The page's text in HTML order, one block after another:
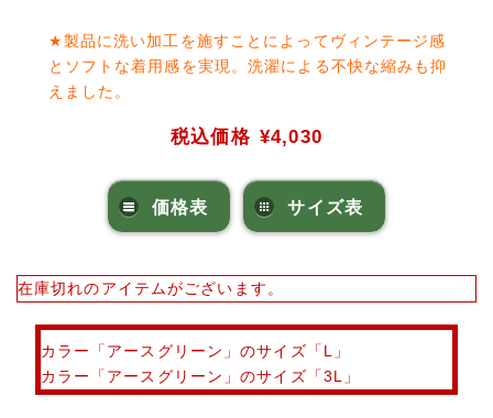
★製品に洗い加工を施すことによってヴィンテージ感
とソフトな着用感を実現。洗濯による不快な縮みも抑
えました。
税込価格 ¥4,030
価格表 サイズ表
在庫切れのアイテムがございます。
カラー「 アースグリーン 」のサイズ「 L
」
カラー「 アースグリーン 」のサイズ「3L 」